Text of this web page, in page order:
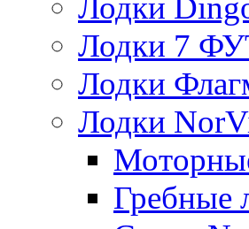
Лодки
Лодки 7
Лодки
Лодки
Гребные